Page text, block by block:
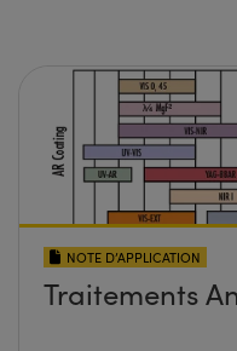
NOTE D’APPLICATION
Traitements